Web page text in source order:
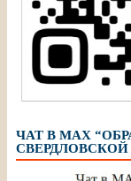
ЧАТ В МАХ
СВЕРДЛОВСКОЙ